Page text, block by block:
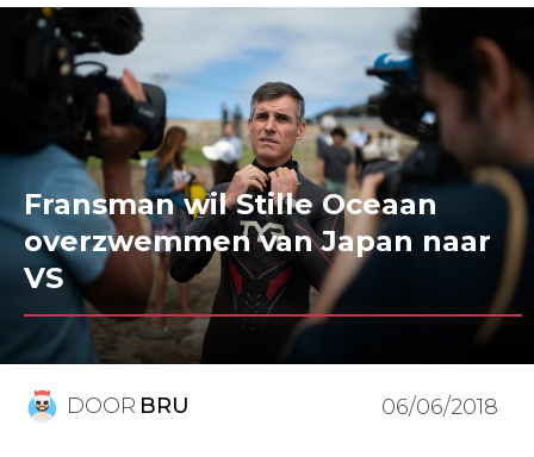
Fransman wil Stille Oceaan
overzwemmen van Japan naar
VS
DOOR BRU 06/06/2018